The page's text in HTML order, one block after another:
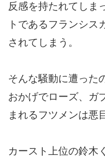
反感を持たれてしま
トであるフランシス
されてしまう。
そんな騒動に遭った
おかげでローズ、ガ
まれるフツメンは悪
カースト上位の鈴木